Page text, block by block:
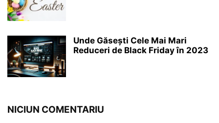
Unde Găsești Cele Mai Mari
Reduceri de Black Friday în 2023
NICIUN COMENTARIU